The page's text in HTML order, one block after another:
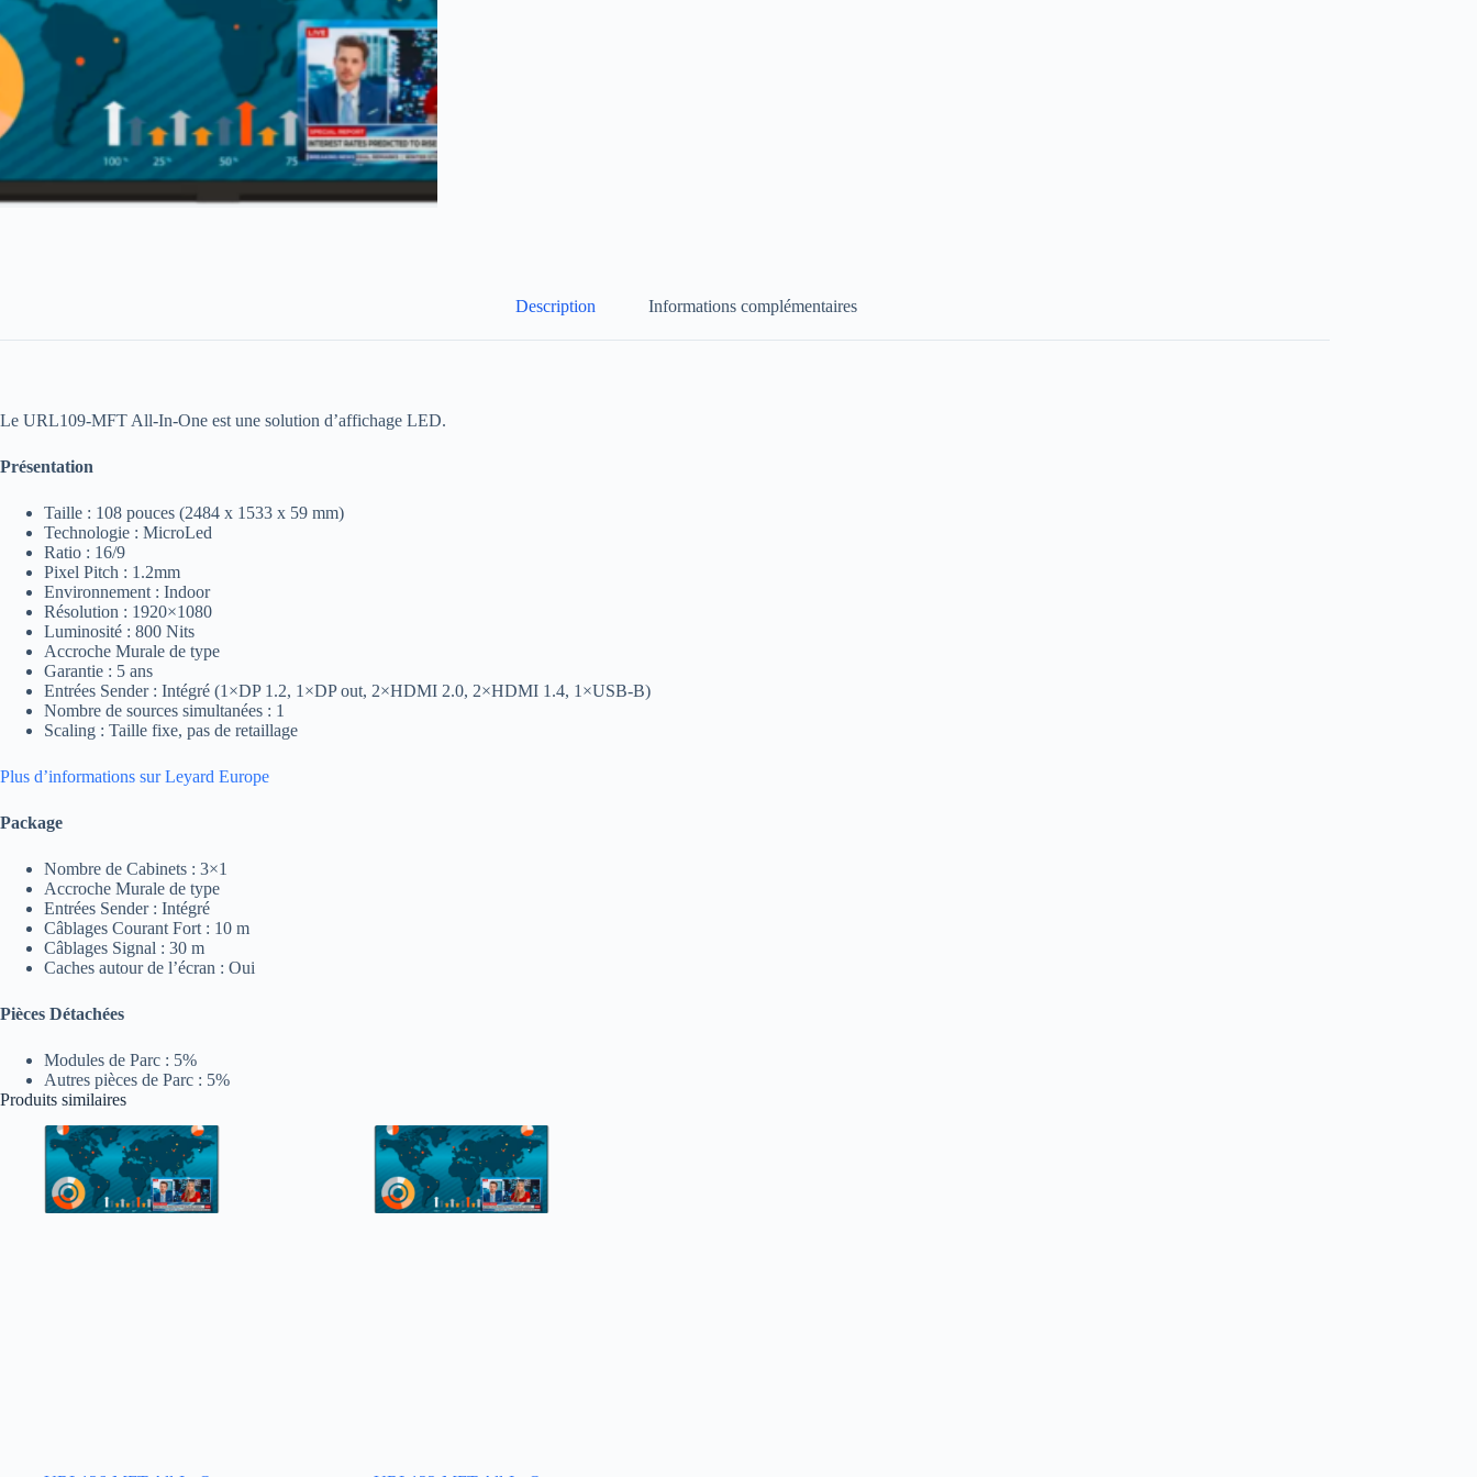
Description Informations complémentaires
Le URL109-MFT All-In-One est une solution d’affichage LED.
Présentation
Taille : 108 pouces (2484 x 1533 x 59 mm)
Technologie : MicroLed
Ratio : 16/9
Pixel Pitch : 1.2mm
Environnement : Indoor
Résolution : 1920×1080
Luminosité : 800 Nits
Accroche Murale de type
Garantie : 5 ans
Entrées Sender : Intégré (1×DP 1.2, 1×DP out, 2×HDMI 2.0, 2×HDMI 1.4, 1×USB-B)
Nombre de sources simultanées : 1
Scaling : Taille fixe, pas de retaillage
Plus d’informations sur Leyard Europe
Package
Nombre de Cabinets : 3×1
Accroche Murale de type
Entrées Sender : Intégré
Câblages Courant Fort : 10 m
Câblages Signal : 30 m
Caches autour de l’écran : Oui
Pièces Détachées
Modules de Parc : 5%
Autres pièces de Parc : 5%
Produits similaires